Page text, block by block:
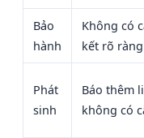
Bảo
hành
Không có
kết rõ ràng
Phát
sinh
Báo thêm
không có